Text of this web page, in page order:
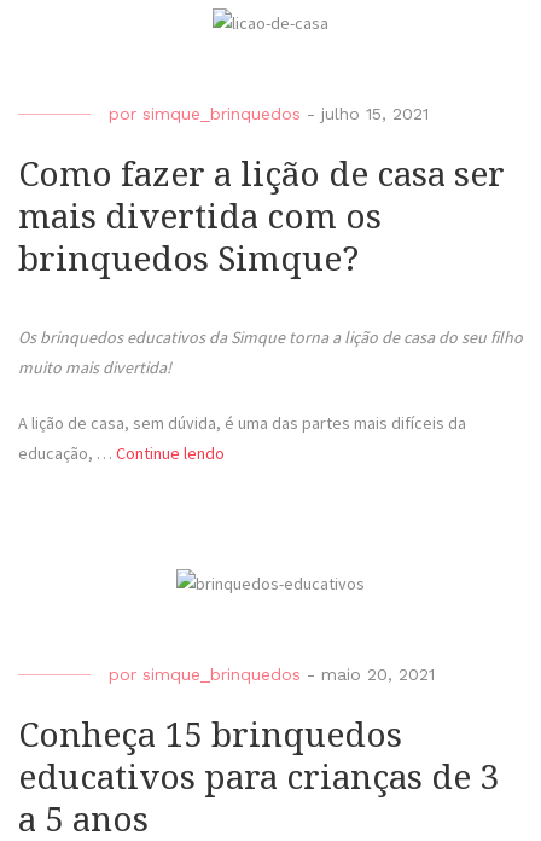
por simque_brinquedos - julho 15, 2021
Como fazer a lição de casa ser
mais divertida com os
brinquedos Simque?
Os brinquedos educativos da Simque torna a lição de casa do seu filho
muito mais divertida!
A lição de casa, sem dúvida, é uma das partes mais difíceis da
educação, … Continue lendo
por simque_brinquedos - maio 20, 2021
Conheça 15 brinquedos
educativos para crianças de 3
a 5 anos